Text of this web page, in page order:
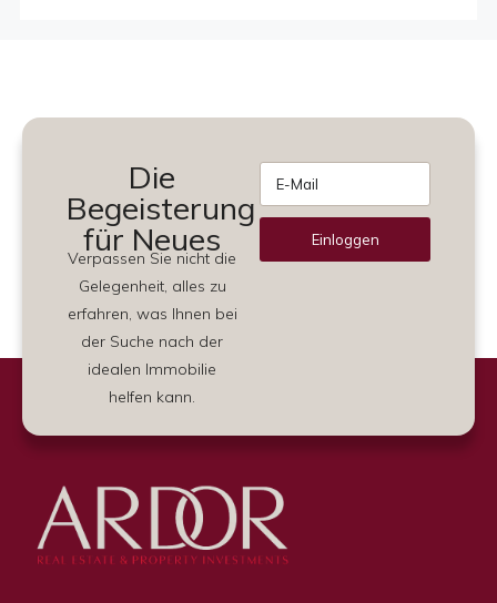
Die
Begeisterung
für Neues
Verpassen Sie nicht die
Gelegenheit, alles zu
erfahren, was Ihnen bei
der Suche nach der
idealen Immobilie
helfen kann.
Einloggen